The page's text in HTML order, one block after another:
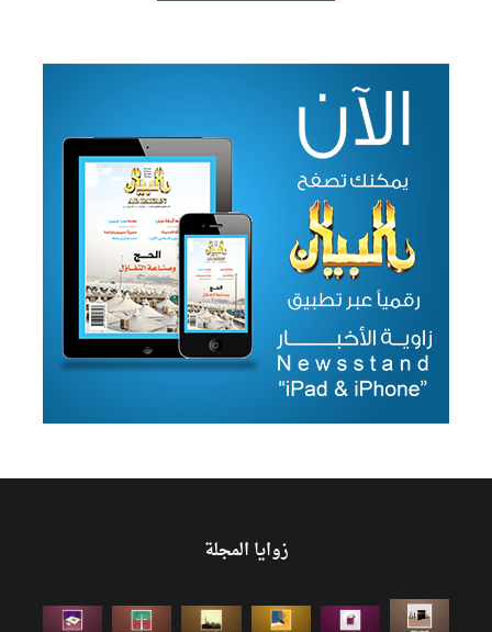
زوايا المجلة